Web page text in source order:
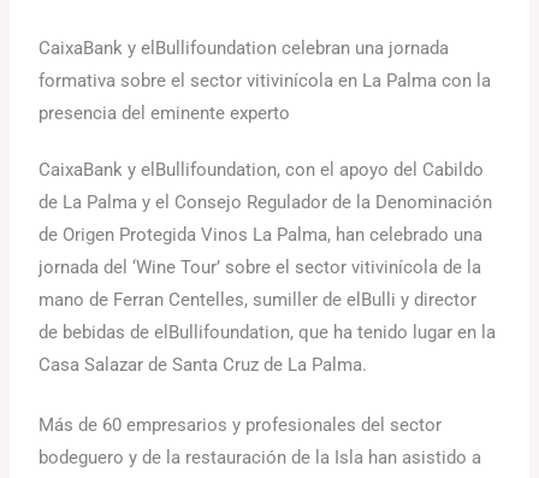
CaixaBank y elBullifoundation celebran una jornada
formativa sobre el sector vitivinícola en La Palma con la
presencia del eminente experto
CaixaBank y elBullifoundation, con el apoyo del Cabildo
de La Palma y el Consejo Regulador de la Denominación
de Origen Protegida Vinos La Palma, han celebrado una
jornada del ‘Wine Tour’ sobre el sector vitivinícola de la
mano de Ferran Centelles, sumiller de elBulli y director
de bebidas de elBullifoundation, que ha tenido lugar en la
Casa Salazar de Santa Cruz de La Palma.
Más de 60 empresarios y profesionales del sector
bodeguero y de la restauración de la Isla han asistido a